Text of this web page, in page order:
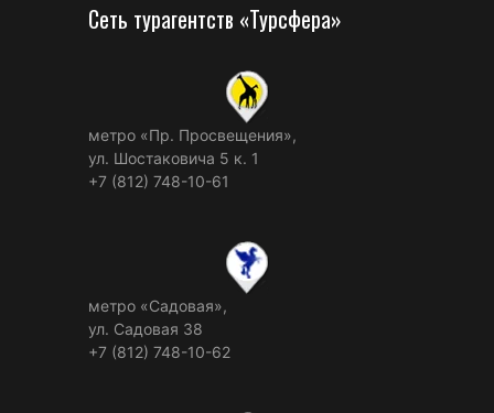
Сеть турагентств «Турсфера»
метро «Пр. Просвещения»,
ул. Шостаковича 5 к. 1
+7 (812) 748-10-61
метро «Садовая»,
ул. Садовая 38
+7 (812) 748-10-62